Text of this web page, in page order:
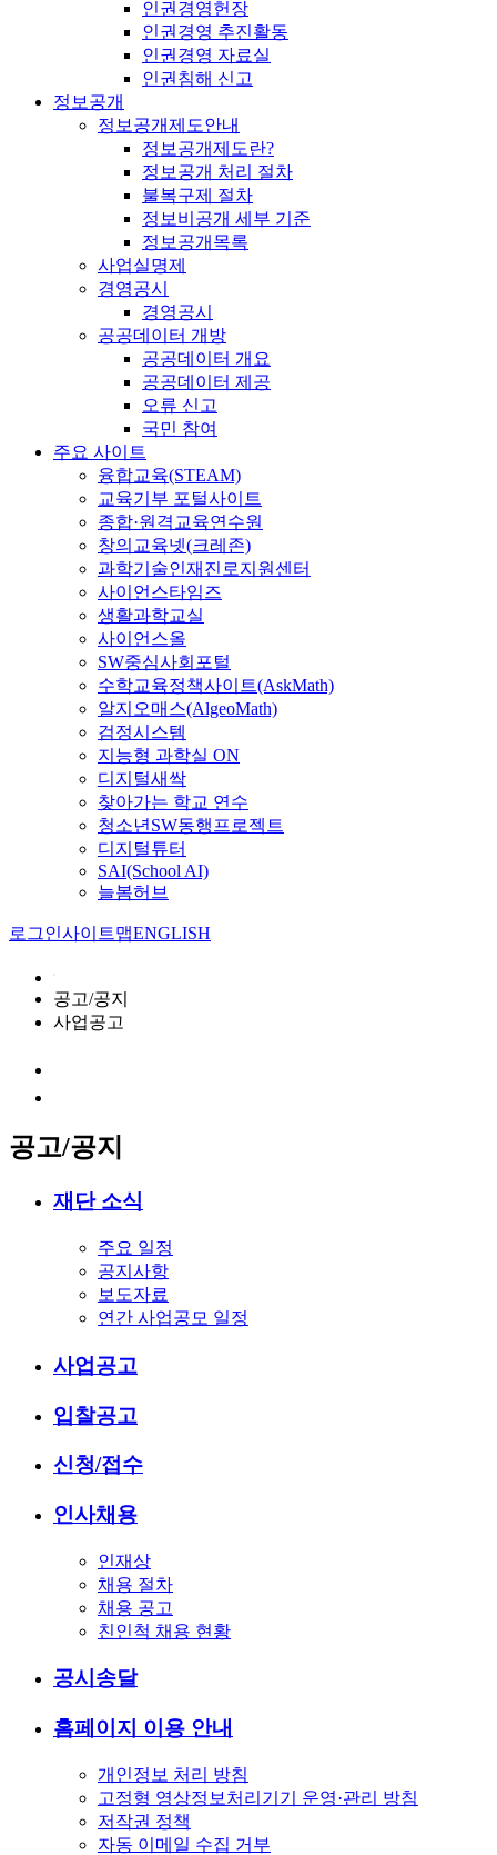
인권경영헌장
인권경영 추진활동
인권경영 자료실
인권침해 신고
정보공개
정보공개제도안내
정보공개제도란?
정보공개 처리 절차
불복구제 절차
정보비공개 세부 기준
정보공개목록
사업실명제
경영공시
경영공시
공공데이터 개방
공공데이터 개요
공공데이터 제공
오류 신고
국민 참여
주요 사이트
융합교육(STEAM)
교육기부 포털사이트
종합·원격교육연수원
창의교육넷(크레존)
과학기술인재진로지원센터
사이언스타임즈
생활과학교실
사이언스올
SW중심사회포털
수학교육정책사이트(AskMath)
알지오매스(AlgeoMath)
검정시스템
지능형 과학실 ON
디지털새싹
찾아가는 학교 연수
청소년SW동행프로젝트
디지털튜터
SAI(School AI)
늘봄허브
로그인사이트맵ENGLISH
공고/공지
사업공고
공고/공지
재단 소식
주요 일정
공지사항
보도자료
연간 사업공모 일정
사업공고
입찰공고
신청/접수
인사채용
인재상
채용 절차
채용 공고
친인척 채용 현황
공시송달
홈페이지 이용 안내
개인정보 처리 방침
고정형 영상정보처리기기 운영·관리 방침
저작권 정책
자동 이메일 수집 거부